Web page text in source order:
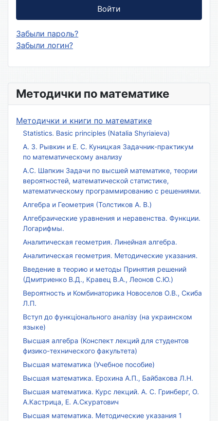
Методички по математике
Методички и книги по математике
Statistics. Basic principles (Natalia Shyriaieva)
А. З. Рывкин и Е. С. Куницкая Задачник-практикум
по математическому анализу
А.С. Шапкин Задачи по высшей математике, теории
вероятностей, математической статистике,
математическому программированию с решениями.
Алгебра и Геометрия (Толстиков А. В.)
Алгебраические уравнения и неравенства. Функции.
Логарифмы.
Аналитическая геометрия. Линейная алгебра.
Аналитическая геометрия. Методические указания.
Введение в теорию и методы Принятия решений
(Дмитриенко В.Д., Кравец В.А., Леонов С.Ю.)
Вероятность и Комбинаторика Новоселов О.В., Скиба
Л.П.
Вступ до функціонального аналізу (на украинском
языке)
Высшая алгебра (Конспект лекций для студентов
физико-технического факультета)
Высшая математика (Учебное пособие)
Высшая математика. Ерохина А.П., Байбакова Л.Н.
Высшая математика. Курс лекций. А. С. Гринберг, О.
А.Кастрица, Е. А.Скуратович
Высшая математика. Методические указания 1
Войти
Забыли пароль?
Забыли логин?